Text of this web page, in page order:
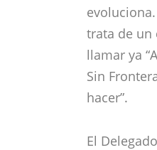
evoluciona.
trata de un
llamar ya
Sin
hacer”.
El